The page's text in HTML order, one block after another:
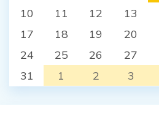
10
11 12 13
17
18 19 20
24
25 26 27
31
1 2 3